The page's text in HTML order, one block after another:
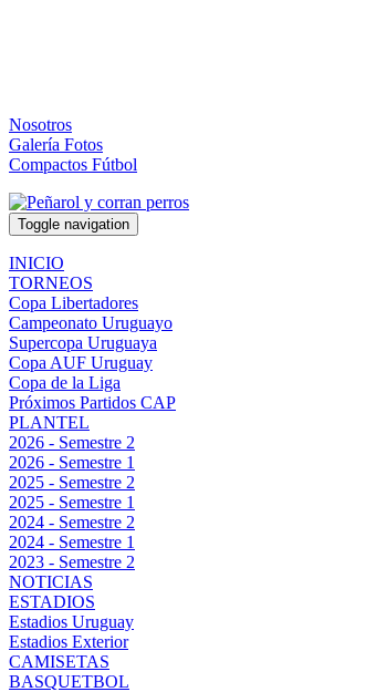
Nosotros
Galería Fotos
Compactos Fútbol
Toggle navigation
INICIO
TORNEOS
Copa Libertadores
Campeonato Uruguayo
Supercopa Uruguaya
Copa AUF Uruguay
Copa de la Liga
Próximos Partidos CAP
PLANTEL
2026 - Semestre 2
2026 - Semestre 1
2025 - Semestre 2
2025 - Semestre 1
2024 - Semestre 2
2024 - Semestre 1
2023 - Semestre 2
NOTICIAS
ESTADIOS
Estadios Uruguay
Estadios Exterior
CAMISETAS
BASQUETBOL